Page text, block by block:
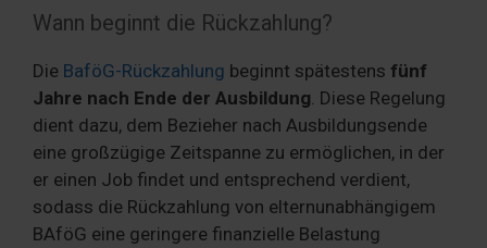
Wann beginnt die Rückzahlung?
Die BaföG-Rückzahlung beginnt spätestens fünf
Jahre nach Ende der Ausbildung . Diese Regelung
dient dazu, dem Bezieher nach Ausbildungsende
eine großzügige Zeitspanne zu ermöglichen, in der
er einen Job findet und entsprechend verdient,
sodass die Rückzahlung von elternunabhängigem
BAföG eine geringere finanzielle Belastung